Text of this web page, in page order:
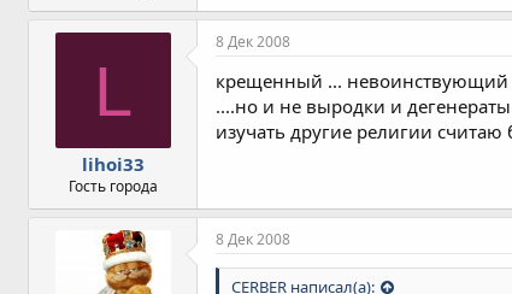
L
lihoi33
Гость города
8 Дек 2008
крещенный ... невоинствующий
....но и не выродки и
изучать другие религии
8 Дек 2008
CERBER написал(а):